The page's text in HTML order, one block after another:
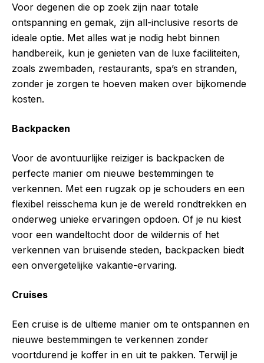
Voor degenen die op zoek zijn naar totale
ontspanning en gemak, zijn all-inclusive resorts de
ideale optie. Met alles wat je nodig hebt binnen
handbereik, kun je genieten van de luxe faciliteiten,
zoals zwembaden, restaurants, spa’s en stranden,
zonder je zorgen te hoeven maken over bijkomende
kosten.
Backpacken
Voor de avontuurlijke reiziger is backpacken de
perfecte manier om nieuwe bestemmingen te
verkennen. Met een rugzak op je schouders en een
flexibel reisschema kun je de wereld rondtrekken en
onderweg unieke ervaringen opdoen. Of je nu kiest
voor een wandeltocht door de wildernis of het
verkennen van bruisende steden, backpacken biedt
een onvergetelijke vakantie-ervaring.
Cruises
Een cruise is de ultieme manier om te ontspannen en
nieuwe bestemmingen te verkennen zonder
voortdurend je koffer in en uit te pakken. Terwijl je